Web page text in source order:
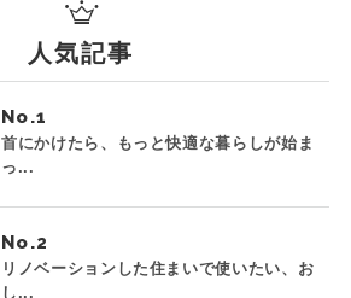
人気記事
No.
首にかけたら、もっと快適な暮らしが始ま
っ...
No.
リノベーションした住まいで使いたい、お
し...